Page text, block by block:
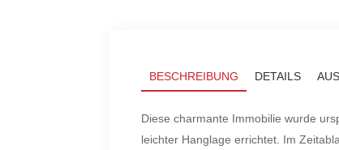
BESCHREIBUNG DETAILS
Diese charmante Immobilie wurde
leichter Hanglage errichtet. Im